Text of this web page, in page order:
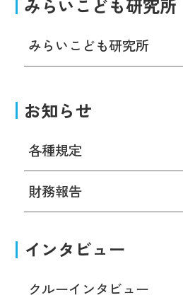
みらいこども研究所
みらいこども研究所
お知らせ
各種規定
財務報告
インタビュー
クルーインタビュー